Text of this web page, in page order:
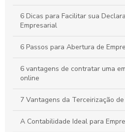
6 Dicas para Facilitar sua
Empresarial
6 Passos para Abertura de
6 vantagens de contratar uma
online
7 Vantagens da Terceirização
A Contabilidade Ideal para